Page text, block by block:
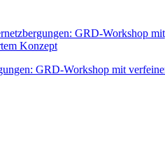
GRD-Workshop mit